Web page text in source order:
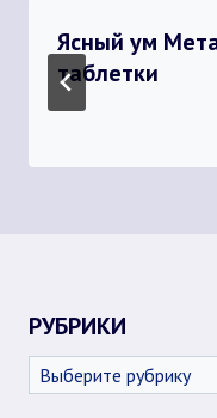
Ясный ум
таблетки
РУБРИКИ
Рубрики